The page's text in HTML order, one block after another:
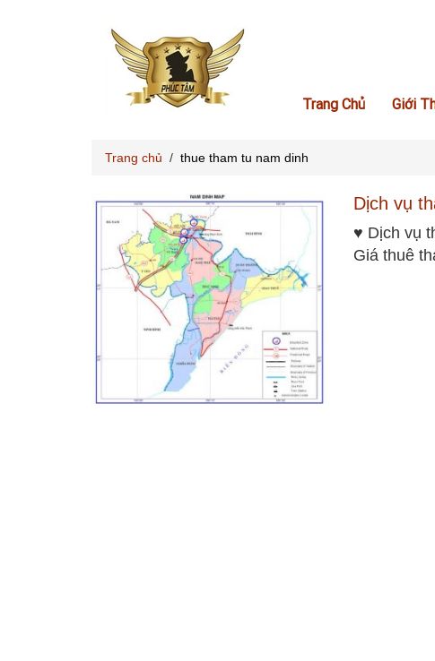
Trang Chủ Giới
Trang chủ / thue tham tu nam dinh
Dịch vụ
♥ Dịch vụ
Giá thuê